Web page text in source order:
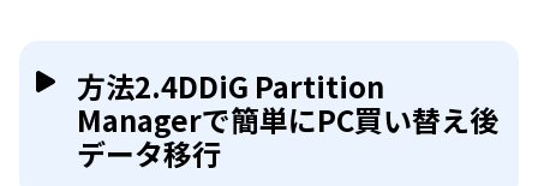
方法2.4DDiG Partition
Managerで簡単にPC買い替え後
データ移行